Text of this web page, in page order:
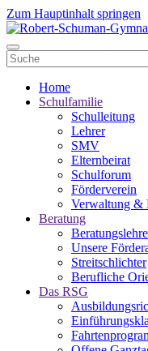
Zum Hauptinhalt springen
Home
Schulfamilie
Schulleitung
Lehrer
SMV
Elternbeirat
Schulforum
Förderverein
Verwaltung &
Beratung
Unsere
Streitschlichter
Berufliche
Das RSG